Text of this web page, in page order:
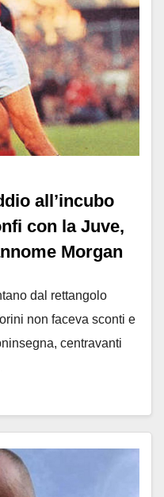
all’incubo
con la Juve,
Morgan
dal rettangolo
non faceva sconti e
centravanti